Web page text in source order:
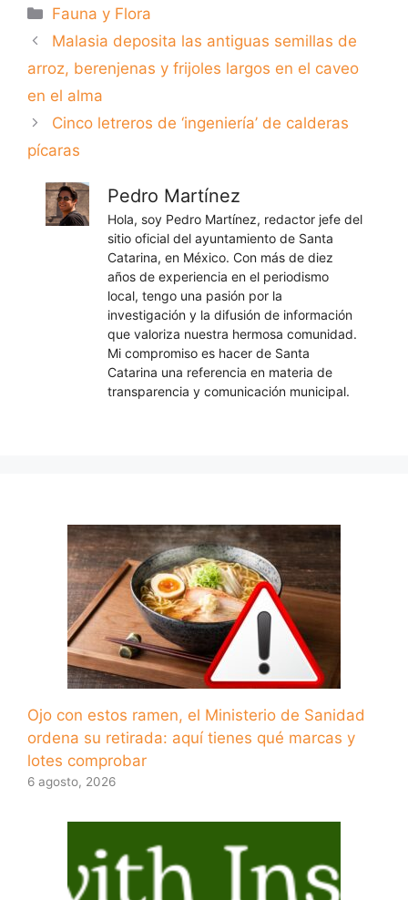
Categorías
Fauna y Flora
Malasia deposita las antiguas semillas de
arroz, berenjenas y frijoles largos en el caveo
en el alma
Cinco letreros de ‘ingeniería’ de calderas
pícaras
Pedro Martínez
Hola, soy Pedro Martínez, redactor jefe del
sitio oficial del ayuntamiento de Santa
Catarina, en México. Con más de diez
años de experiencia en el periodismo
local, tengo una pasión por la
investigación y la difusión de información
que valoriza nuestra hermosa comunidad.
Mi compromiso es hacer de Santa
Catarina una referencia en materia de
transparencia y comunicación municipal.
Ojo con estos ramen, el Ministerio de Sanidad
ordena su retirada: aquí tienes qué marcas y
lotes comprobar
6 agosto, 2026